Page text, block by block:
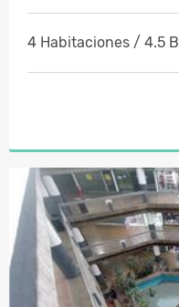
4 Habitaciones / 4.5